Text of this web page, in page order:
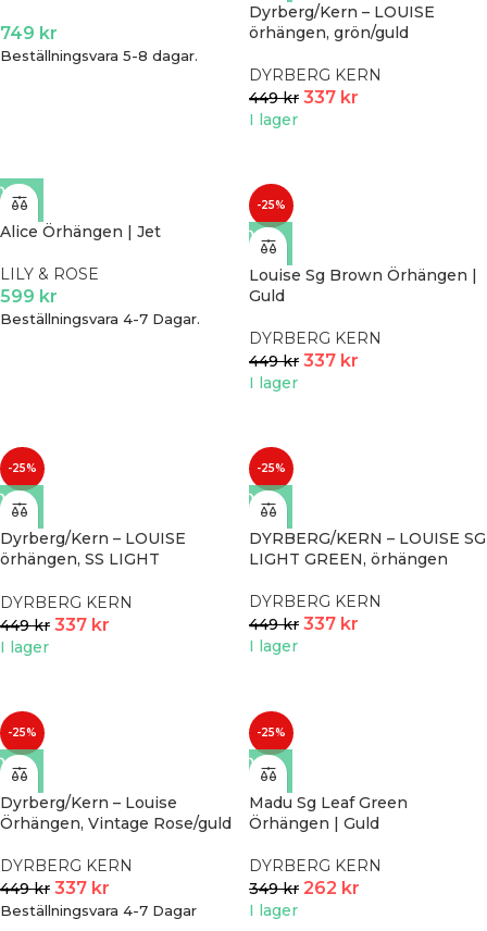
749 kr
Beställningsvara 5-8 dagar.
Dyrberg/Kern – LOUISE
örhängen, grön/guld
DYRBERG KERN
449kr 337 kr
I lager
Alice Örhängen | Jet
LILY & ROSE
599 kr
Beställningsvara 4-7 Dagar.
-25%
Louise Sg Brown Örhängen |
Guld
DYRBERG KERN
449kr 337 kr
I lager
-25%
Dyrberg/Kern – LOUISE
örhängen, SS LIGHT
DYRBERG KERN
449kr 337 kr
I lager
-25%
DYRBERG/KERN – LOUISE SG
LIGHT GREEN, örhängen
DYRBERG KERN
449kr 337 kr
I lager
-25%
Dyrberg/Kern – Louise
Örhängen, Vintage Rose/guld
DYRBERG KERN
449kr 337 kr
Beställningsvara 4-7 Dagar
-25%
Madu Sg Leaf Green
Örhängen | Guld
DYRBERG KERN
349kr 262 kr
I lager